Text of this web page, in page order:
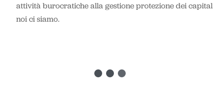
attività burocratiche alla gestione protezione dei capitali,
noi ci siamo.